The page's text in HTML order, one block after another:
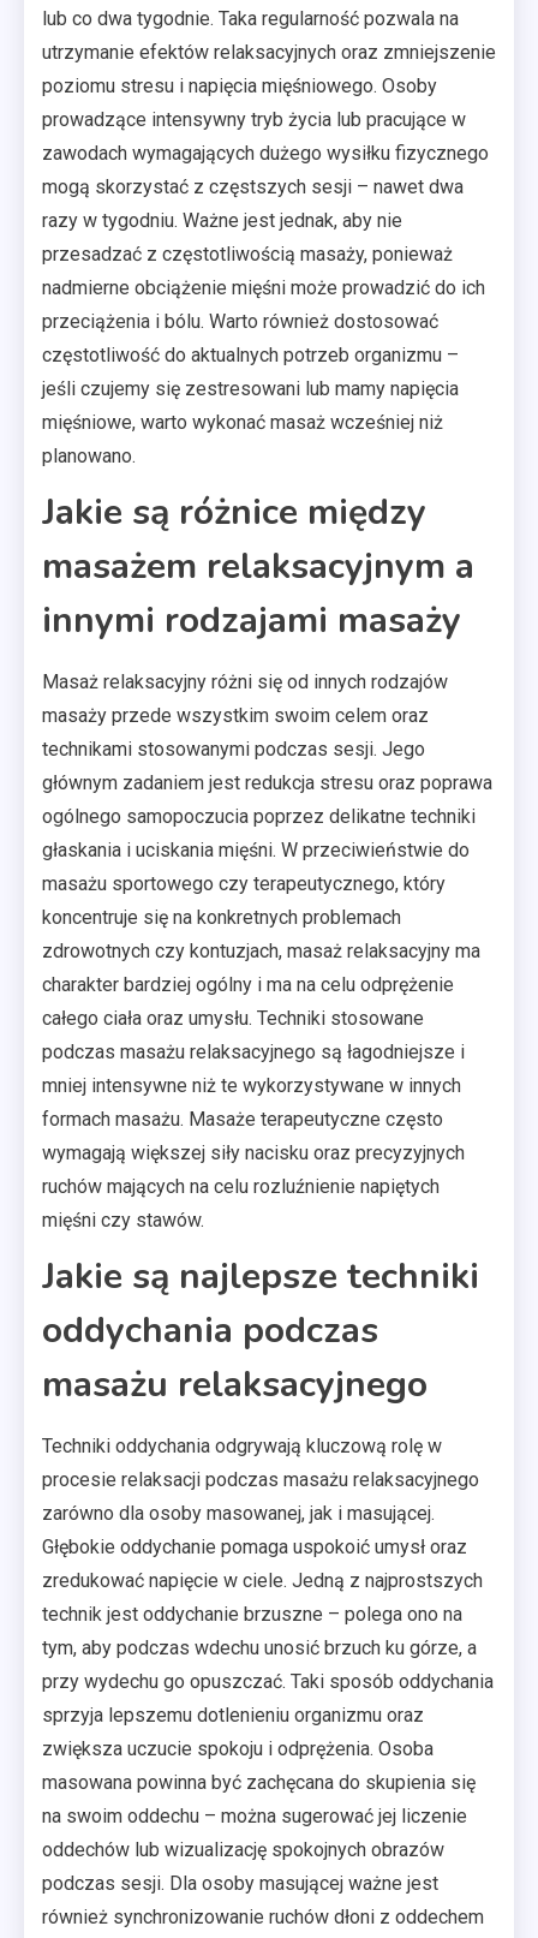
lub co dwa tygodnie. Taka regularność pozwala na
utrzymanie efektów relaksacyjnych oraz zmniejszenie
poziomu stresu i napięcia mięśniowego. Osoby
prowadzące intensywny tryb życia lub pracujące w
zawodach wymagających dużego wysiłku fizycznego
mogą skorzystać z częstszych sesji – nawet dwa
razy w tygodniu. Ważne jest jednak, aby nie
przesadzać z częstotliwością masaży, ponieważ
nadmierne obciążenie mięśni może prowadzić do ich
przeciążenia i bólu. Warto również dostosować
częstotliwość do aktualnych potrzeb organizmu –
jeśli czujemy się zestresowani lub mamy napięcia
mięśniowe, warto wykonać masaż wcześniej niż
planowano.
Jakie są różnice między
masażem relaksacyjnym a
innymi rodzajami masaży
Masaż relaksacyjny różni się od innych rodzajów
masaży przede wszystkim swoim celem oraz
technikami stosowanymi podczas sesji. Jego
głównym zadaniem jest redukcja stresu oraz poprawa
ogólnego samopoczucia poprzez delikatne techniki
głaskania i uciskania mięśni. W przeciwieństwie do
masażu sportowego czy terapeutycznego, który
koncentruje się na konkretnych problemach
zdrowotnych czy kontuzjach, masaż relaksacyjny ma
charakter bardziej ogólny i ma na celu odprężenie
całego ciała oraz umysłu. Techniki stosowane
podczas masażu relaksacyjnego są łagodniejsze i
mniej intensywne niż te wykorzystywane w innych
formach masażu. Masaże terapeutyczne często
wymagają większej siły nacisku oraz precyzyjnych
ruchów mających na celu rozluźnienie napiętych
mięśni czy stawów.
Jakie są najlepsze techniki
oddychania podczas
masażu relaksacyjnego
Techniki oddychania odgrywają kluczową rolę w
procesie relaksacji podczas masażu relaksacyjnego
zarówno dla osoby masowanej, jak i masującej.
Głębokie oddychanie pomaga uspokoić umysł oraz
zredukować napięcie w ciele. Jedną z najprostszych
technik jest oddychanie brzuszne – polega ono na
tym, aby podczas wdechu unosić brzuch ku górze, a
przy wydechu go opuszczać. Taki sposób oddychania
sprzyja lepszemu dotlenieniu organizmu oraz
zwiększa uczucie spokoju i odprężenia. Osoba
masowana powinna być zachęcana do skupienia się
na swoim oddechu – można sugerować jej liczenie
oddechów lub wizualizację spokojnych obrazów
podczas sesji. Dla osoby masującej ważne jest
również synchronizowanie ruchów dłoni z oddechem